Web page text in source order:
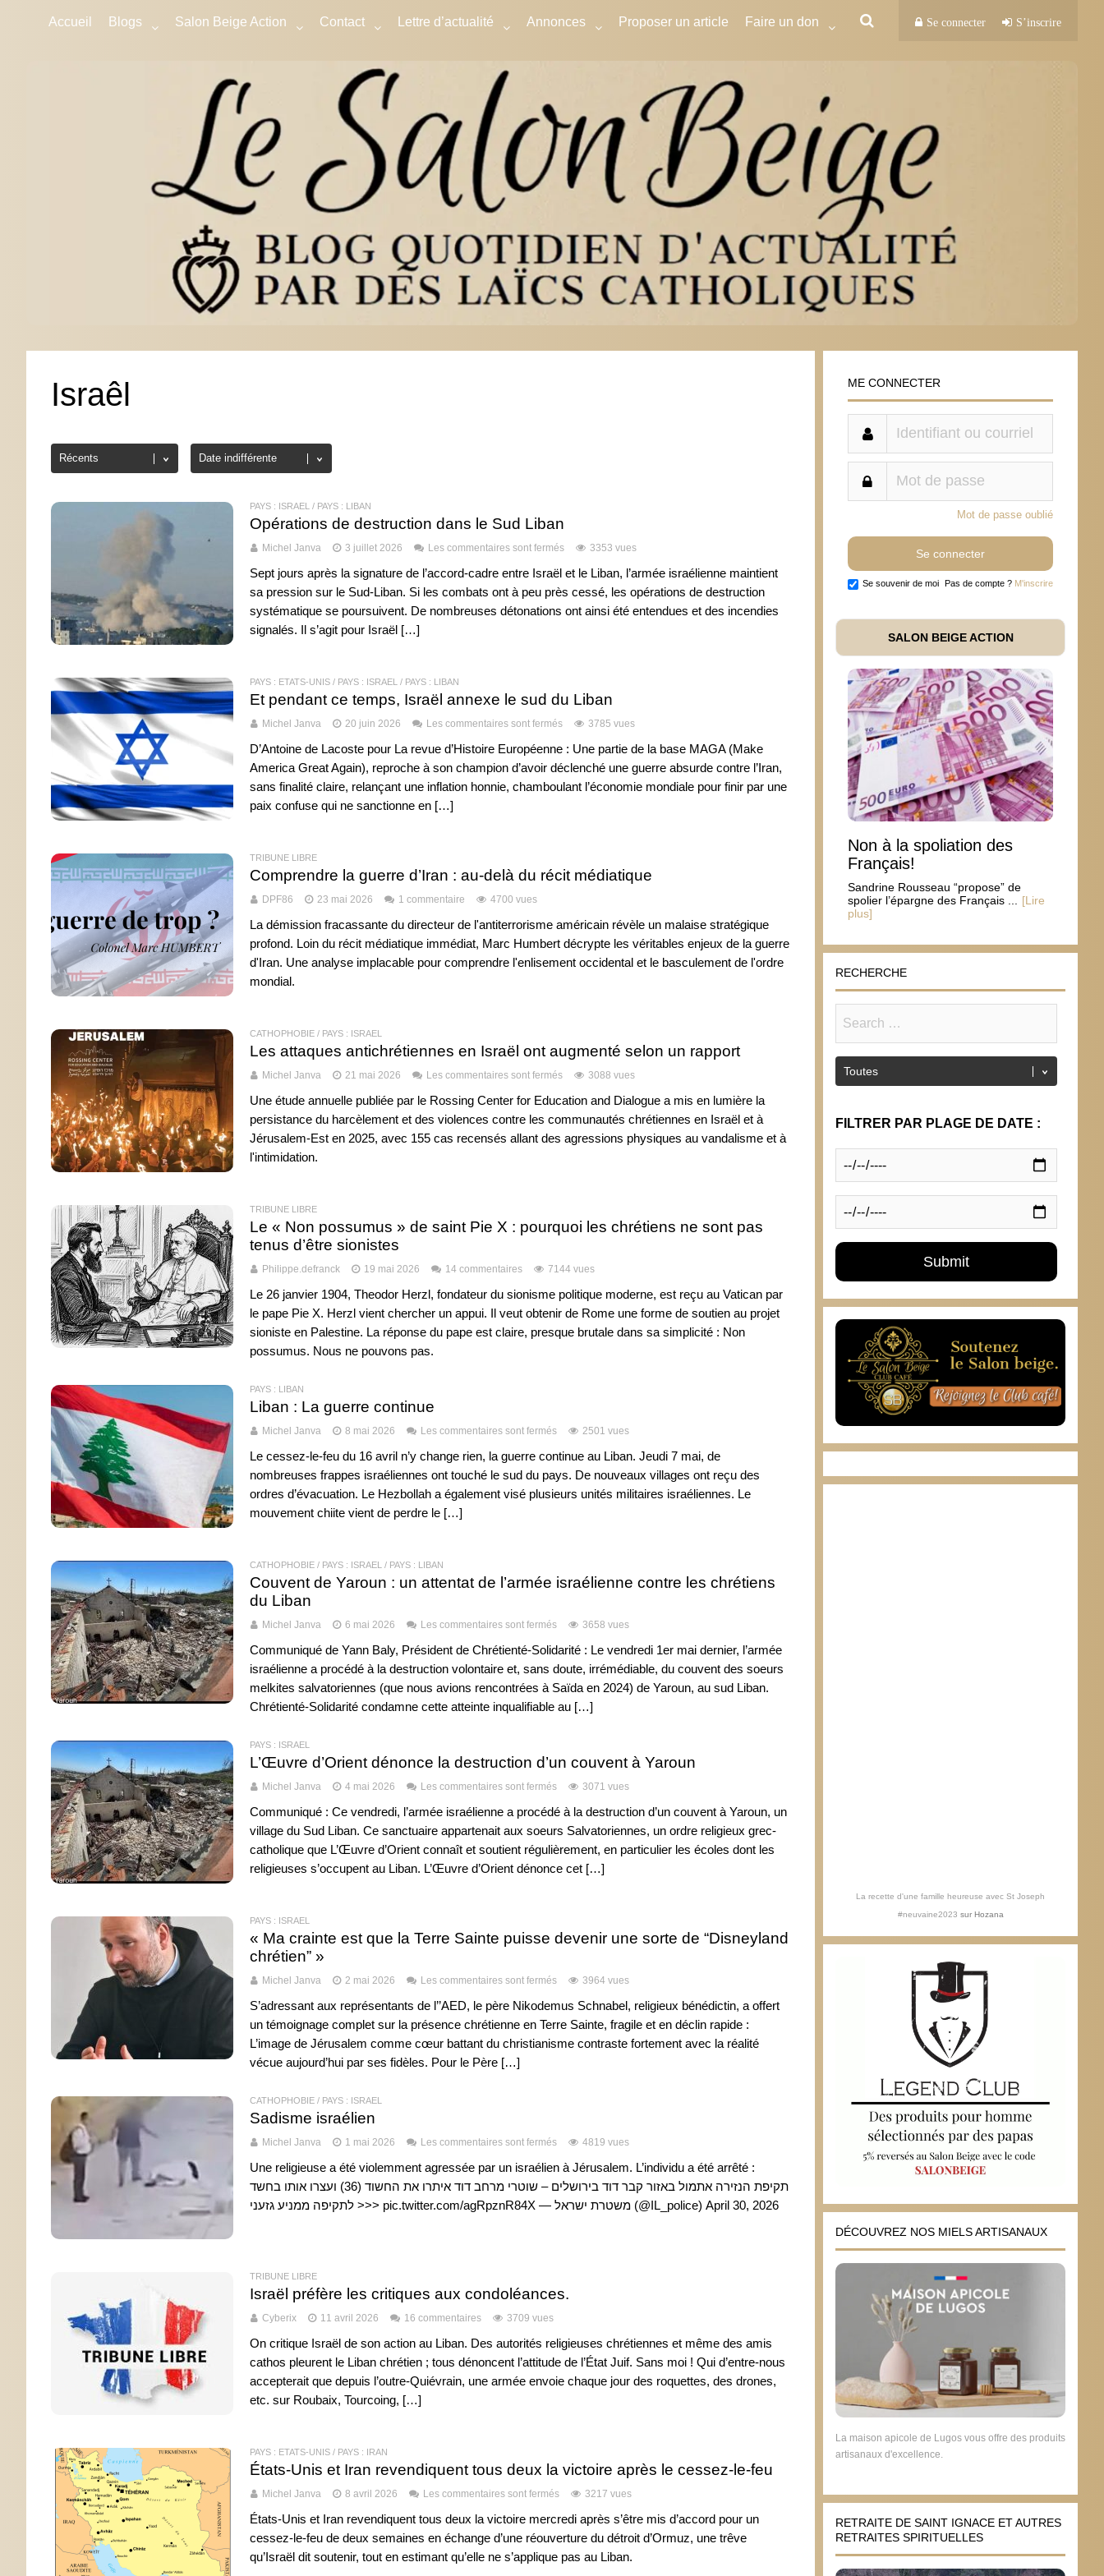
Accueil Blogs Salon Beige Action Contact Lettre d’actualité Annonces Proposer un article Faire un don Se connecter S’inscrire
Israêl
PAYS : ISRAËL / PAYS : LIBAN
Opérations de destruction dans le Sud Liban
Michel Janva 3 juillet 2026 Les commentaires sont fermés 3353 vues
Sept jours après la signature de l’accord-cadre entre Israël et le Liban, l’armée israélienne maintient
sa pression sur le Sud-Liban. Si les combats ont à peu près cessé, les opérations de destruction
systématique se poursuivent. De nombreuses détonations ont ainsi été entendues et des incendies
signalés. Il s’agit pour Israël […]
PAYS : ETATS-UNIS / PAYS : ISRAËL / PAYS : LIBAN
Et pendant ce temps, Israël annexe le sud du Liban
Michel Janva 20 juin 2026 Les commentaires sont fermés 3785 vues
D’Antoine de Lacoste pour La revue d’Histoire Européenne : Une partie de la base MAGA (Make
America Great Again), reproche à son champion d’avoir déclenché une guerre absurde contre l’Iran,
sans finalité claire, relançant une inflation honnie, chamboulant l’économie mondiale pour finir par une
paix confuse qui ne sanctionne en […]
TRIBUNE LIBRE
Comprendre la guerre d’Iran : au-delà du récit médiatique
DPF86 23 mai 2026 1 commentaire 4700 vues
La démission fracassante du directeur de l'antiterrorisme américain révèle un malaise stratégique
profond. Loin du récit médiatique immédiat, Marc Humbert décrypte les véritables enjeux de la guerre
d'Iran. Une analyse implacable pour comprendre l'enlisement occidental et le basculement de l'ordre
mondial.
CATHOPHOBIE / PAYS : ISRAËL
Les attaques antichrétiennes en Israël ont augmenté selon un rapport
Michel Janva 21 mai 2026 Les commentaires sont fermés 3088 vues
Une étude annuelle publiée par le Rossing Center for Education and Dialogue a mis en lumière la
persistance du harcèlement et des violences contre les communautés chrétiennes en Israël et à
Jérusalem-Est en 2025, avec 155 cas recensés allant des agressions physiques au vandalisme et à
l'intimidation.
TRIBUNE LIBRE
Le « Non possumus » de saint Pie X : pourquoi les chrétiens ne sont pas
tenus d’être sionistes
Philippe.defranck 19 mai 2026 14 commentaires 7144 vues
Le 26 janvier 1904, Theodor Herzl, fondateur du sionisme politique moderne, est reçu au Vatican par
le pape Pie X. Herzl vient chercher un appui. Il veut obtenir de Rome une forme de soutien au projet
sioniste en Palestine. La réponse du pape est claire, presque brutale dans sa simplicité : Non
possumus. Nous ne pouvons pas.
PAYS : LIBAN
Liban : La guerre continue
Michel Janva 8 mai 2026 Les commentaires sont fermés 2501 vues
Le cessez-le-feu du 16 avril n’y change rien, la guerre continue au Liban. Jeudi 7 mai, de
nombreuses frappes israéliennes ont touché le sud du pays. De nouveaux villages ont reçu des
ordres d’évacuation. Le Hezbollah a également visé plusieurs unités militaires israéliennes. Le
mouvement chiite vient de perdre le […]
CATHOPHOBIE / PAYS : ISRAËL / PAYS : LIBAN
Couvent de Yaroun : un attentat de l’armée israélienne contre les chrétiens
du Liban
Michel Janva 6 mai 2026 Les commentaires sont fermés 3658 vues
Communiqué de Yann Baly, Président de Chrétienté-Solidarité : Le vendredi 1er mai dernier, l’armée
israélienne a procédé à la destruction volontaire et, sans doute, irrémédiable, du couvent des soeurs
melkites salvatoriennes (que nous avions rencontrées à Saïda en 2024) de Yaroun, au sud Liban.
Chrétienté-Solidarité condamne cette atteinte inqualifiable au […]
PAYS : ISRAËL
L’Œuvre d’Orient dénonce la destruction d’un couvent à Yaroun
Michel Janva 4 mai 2026 Les commentaires sont fermés 3071 vues
Communiqué : Ce vendredi, l’armée israélienne a procédé à la destruction d’un couvent à Yaroun, un
village du Sud Liban. Ce sanctuaire appartenait aux soeurs Salvatoriennes, un ordre religieux grec-
catholique que L’Œuvre d’Orient connaît et soutient régulièrement, en particulier les écoles dont les
religieuses s’occupent au Liban. L’Œuvre d’Orient dénonce cet […]
PAYS : ISRAËL
« Ma crainte est que la Terre Sainte puisse devenir une sorte de “Disneyland
chrétien” »
Michel Janva 2 mai 2026 Les commentaires sont fermés 3964 vues
S’adressant aux représentants de l’’AED, le père Nikodemus Schnabel, religieux bénédictin, a offert
un témoignage complet sur la présence chrétienne en Terre Sainte, fragile et en déclin rapide :
L’image de Jérusalem comme cœur battant du christianisme contraste fortement avec la réalité
vécue aujourd’hui par ses fidèles. Pour le Père […]
CATHOPHOBIE / PAYS : ISRAËL
Sadisme israélien
Michel Janva 1 mai 2026 Les commentaires sont fermés 4819 vues
Une religieuse a été violemment agressée par un israélien à Jérusalem. L’individu a été arrêté :
תקיפת הנזירה אתמול באזור קבר דוד בירושלים – שוטרי מרחב דוד איתרו את החשוד (36) ועצרו אותו בחשד
לתקיפה ממניע גזעני >>> pic.twitter.com/agRpznR84X — משטרת ישראל (@IL_police) April 30, 2026
TRIBUNE LIBRE
Israël préfère les critiques aux condoléances.
Cyberix 11 avril 2026 16 commentaires 3709 vues
On critique Israël de son action au Liban. Des autorités religieuses chrétiennes et même des amis
cathos pleurent le Liban chrétien ; tous dénoncent l’attitude de l’État Juif. Sans moi ! Qui d’entre-nous
accepterait que depuis l’outre-Quiévrain, une armée envoie chaque jour des roquettes, des drones,
etc. sur Roubaix, Tourcoing, […]
PAYS : ETATS-UNIS / PAYS : IRAN
États-Unis et Iran revendiquent tous deux la victoire après le cessez-le-feu
Michel Janva 8 avril 2026 Les commentaires sont fermés 3217 vues
États-Unis et Iran revendiquent tous deux la victoire mercredi après s’être mis d’accord pour un
cessez-le-feu de deux semaines en échange d’une réouverture du détroit d’Ormuz, une trêve
qu’Israël dit soutenir, tout en estimant qu’elle ne s’applique pas au Liban.
ME CONNECTER
Mot de passe oublié
Se souvenir de moi Pas de compte ? M'inscrire
SALON BEIGE ACTION
Non à la spoliation des
Français!
Sandrine Rousseau “propose” de
spolier l’épargne des Français ...
[Lire
plus]
RECHERCHE
FILTRER PAR PLAGE DE DATE :
La recette d'une famille heureuse avec St Joseph
#neuvaine2023 sur Hozana
DÉCOUVREZ NOS MIELS ARTISANAUX
La maison apicole de Lugos vous offre des produits
artisanaux d'excellence.
RETRAITE DE SAINT IGNACE ET AUTRES
RETRAITES SPIRITUELLES